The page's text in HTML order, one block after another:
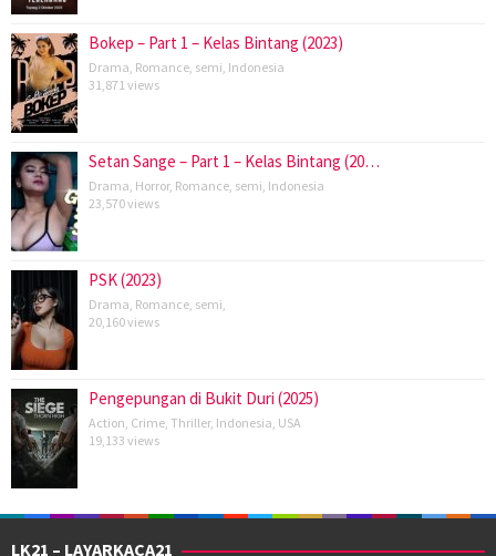
Bokep – Part 1 – Kelas Bintang (2023)
Drama Romance semi Indonesia
31,871 views
Setan Sange – Part 1 – Kelas Bintang (20…
Drama Horror, Romance semi Indonesia
23,570 views
PSK (2023)
Drama Romance semi
20,160 views
Pengepungan di Bukit Duri (2025)
Action Crime Thriller, Indonesia USA
19,133 views
LK21 – LAYARKACA21